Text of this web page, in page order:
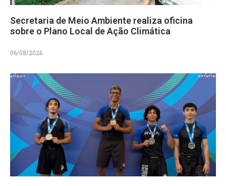
Secretaria de Meio Ambiente realiza oficina
sobre o Plano Local de Ação Climática
06/08/2026